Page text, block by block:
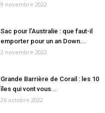
9 novembre 2022
Sac pour l’Australie : que faut-il
emporter pour un an Down...
2 novembre 2022
Grande Barrière de Corail : les 10
îles qui vont vous...
26 octobre 2022